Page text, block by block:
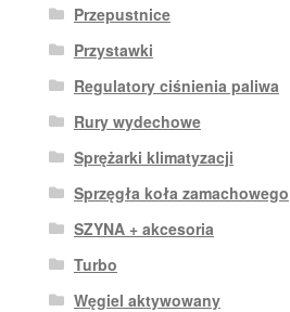
Przepustnice
Przystawki
Regulatory ciśnienia paliwa
Rury wydechowe
Sprężarki klimatyzacji
Sprzęgła koła zamachowego
SZYNA + akcesoria
Turbo
Węgiel aktywowany